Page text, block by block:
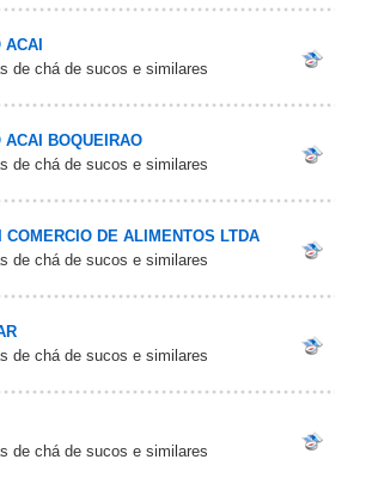
ACAI
de chá de sucos e similares
ACAI BOQUEIRAO
de chá de sucos e similares
COMERCIO DE ALIMENTOS LTDA
de chá de sucos e similares
de chá de sucos e similares
de chá de sucos e similares